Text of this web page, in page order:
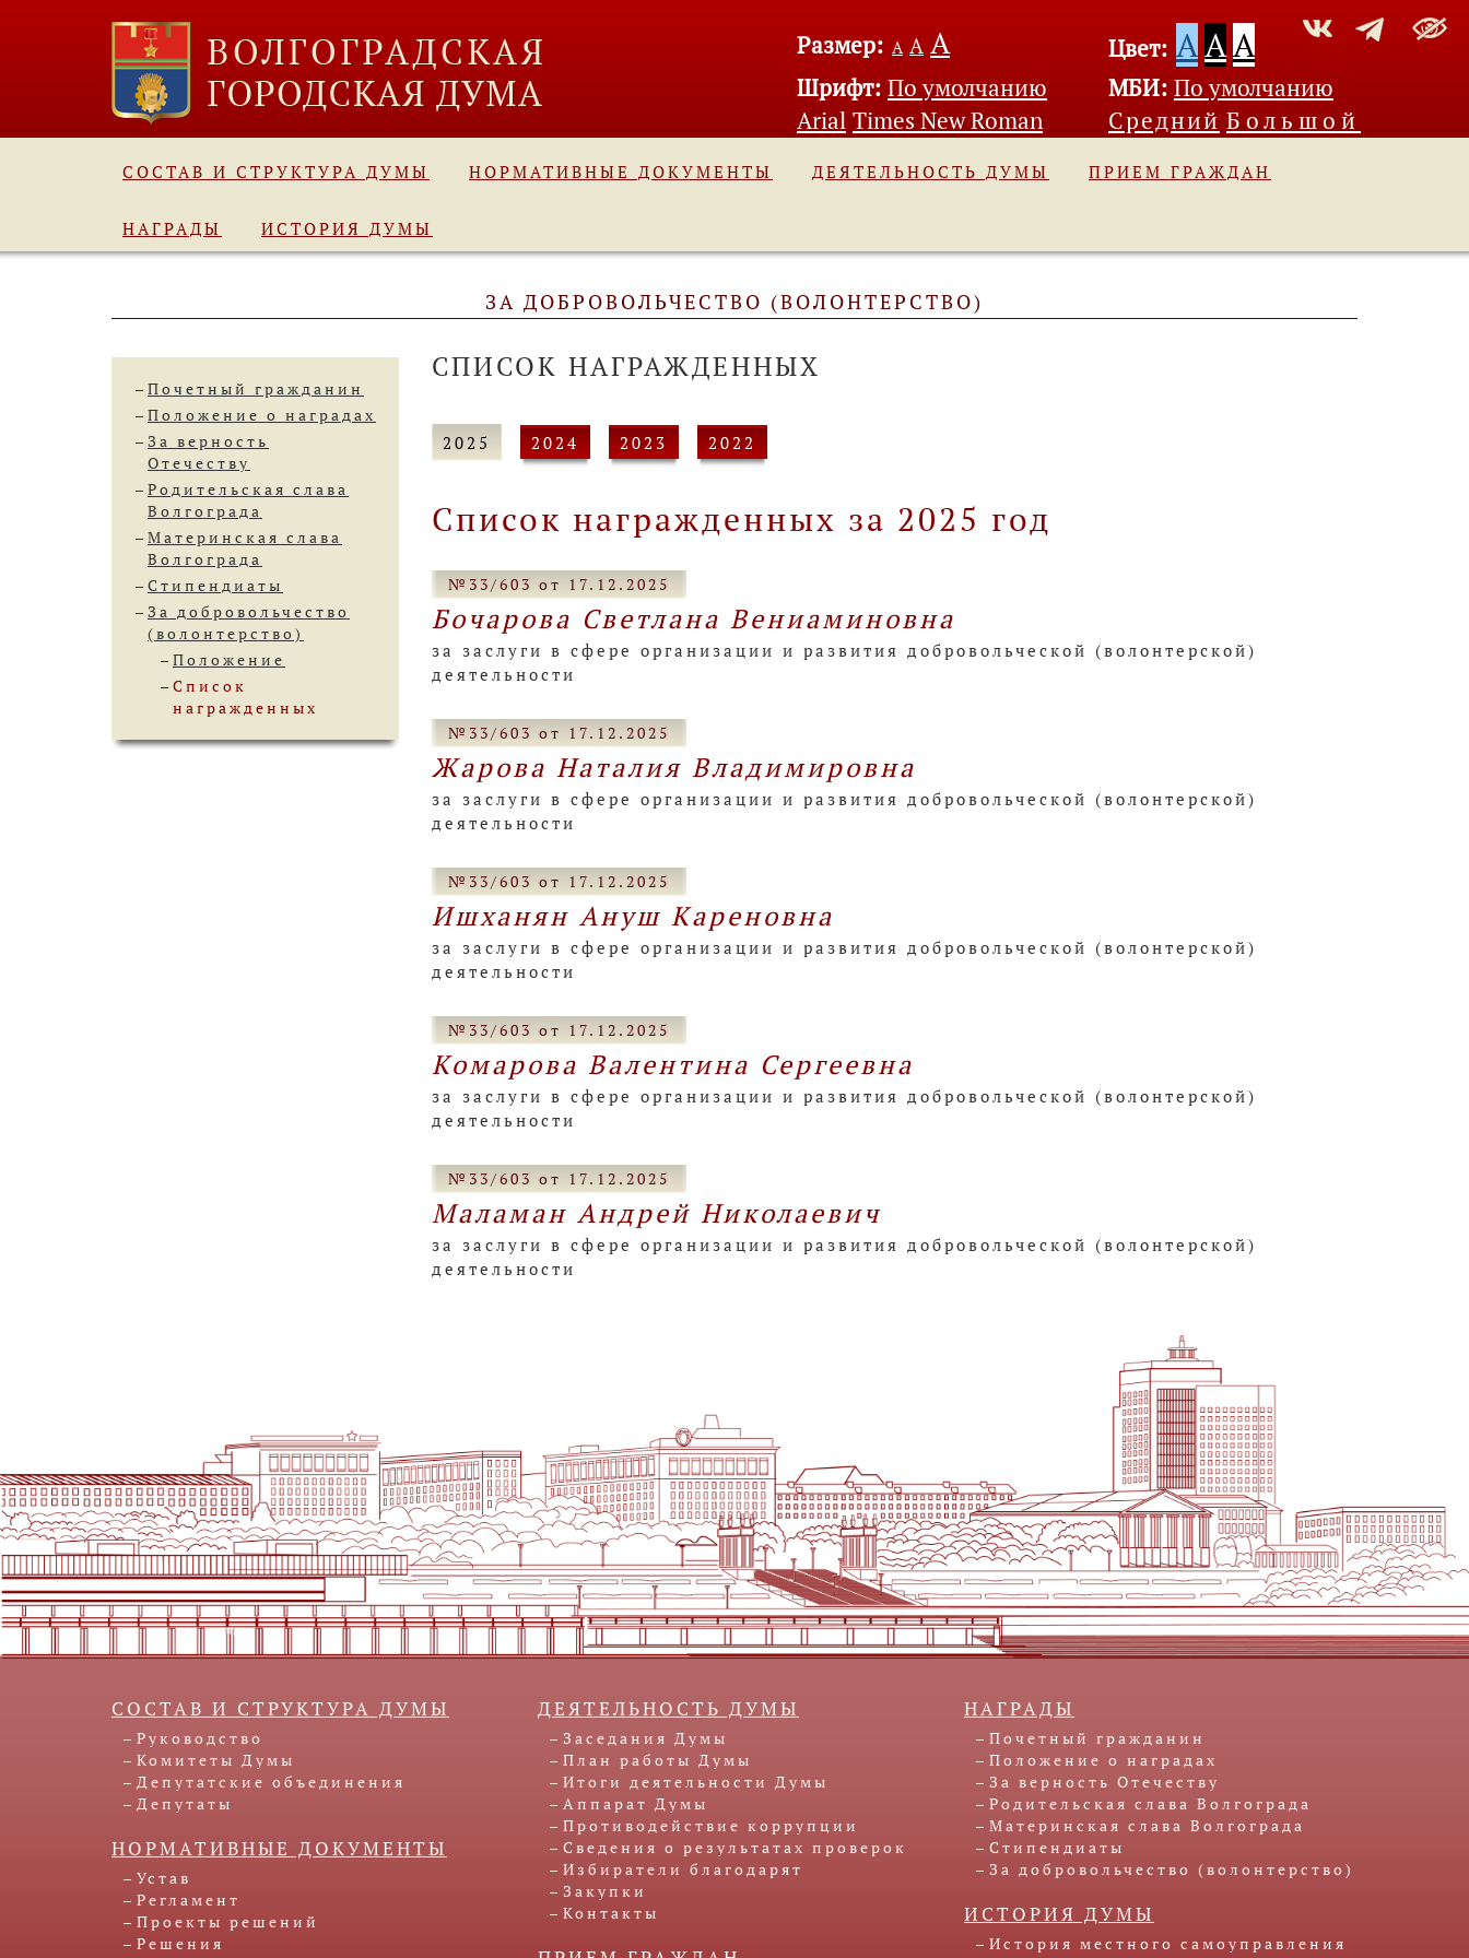
Размер: А А А Цвет: AAA
Шрифт: По умолчанию
Arial Times New Roman
МБИ: По умолчанию
Средний Большой
СОСТАВ И СТРУКТУРА ДУМЫ НОРМАТИВНЫЕ ДОКУМЕНТЫ ДЕЯТЕЛЬНОСТЬ ДУМЫ ПРИЕМ ГРАЖДАН
НАГРАДЫ ИСТОРИЯ ДУМЫ
ЗА ДОБРОВОЛЬЧЕСТВО (ВОЛОНТЕРСТВО)
Почетный гражданин
Положение о наградах
За верность
Отечеству
Родительская слава
Волгограда
Материнская слава
Волгограда
Стипендиаты
За добровольчество
(волонтерство)
Положение
Список
награжденных
СПИСОК НАГРАЖДЕННЫХ
2025 2024 2023 2022
Список награжденных за 2025 год
№33/603 от 17.12.2025
Бочарова Светлана Вениаминовна
за заслуги в сфере организации и развития добровольческой (волонтерской)
деятельности
№33/603 от 17.12.2025
Жарова Наталия Владимировна
за заслуги в сфере организации и развития добровольческой (волонтерской)
деятельности
№33/603 от 17.12.2025
Ишханян Ануш Кареновна
за заслуги в сфере организации и развития добровольческой (волонтерской)
деятельности
№33/603 от 17.12.2025
Комарова Валентина Сергеевна
за заслуги в сфере организации и развития добровольческой (волонтерской)
деятельности
№33/603 от 17.12.2025
Маламан Андрей Николаевич
за заслуги в сфере организации и развития добровольческой (волонтерской)
деятельности
СОСТАВ И СТРУКТУРА ДУМЫ
Руководство
Комитеты Думы
Депутатские объединения
Депутаты
НОРМАТИВНЫЕ ДОКУМЕНТЫ
Устав
Регламент
Проекты решений
Решения
ДЕЯТЕЛЬНОСТЬ ДУМЫ
Заседания Думы
План работы Думы
Итоги деятельности Думы
Аппарат Думы
Противодействие коррупции
Сведения о результатах проверок
Избиратели благодарят
Закупки
Контакты
НАГРАДЫ
Почетный гражданин
Положение о наградах
За верность Отечеству
Родительская слава Волгограда
Материнская слава Волгограда
Стипендиаты
За добровольчество (волонтерство)
ИСТОРИЯ ДУМЫ
История местного самоуправления